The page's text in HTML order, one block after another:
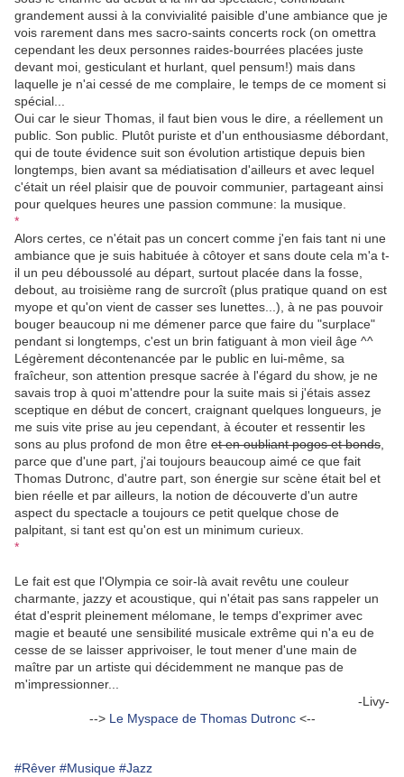
grandement aussi à la convivialité paisible d'une ambiance que je
vois rarement dans mes sacro-saints concerts rock (on omettra
cependant les deux personnes raides-bourrées placées juste
devant moi, gesticulant et hurlant, quel pensum!) mais dans
laquelle je n'ai cessé de me complaire, le temps de ce moment si
spécial...
Oui car le sieur Thomas, il faut bien vous le dire, a réellement un
public. Son public. Plutôt puriste et d'un enthousiasme débordant,
qui de toute évidence suit son évolution artistique depuis bien
longtemps, bien avant sa médiatisation d'ailleurs et avec lequel
c'était un réel plaisir que de pouvoir communier, partageant ainsi
pour quelques heures une passion commune: la musique.
*
Alors certes, ce n'était pas un concert comme j'en fais tant ni une
ambiance que je suis habituée à côtoyer et sans doute cela m'a t-
il un peu déboussolé au départ, surtout placée dans la fosse,
debout, au troisième rang de surcroît (plus pratique quand on est
myope et qu'on vient de casser ses lunettes...), à ne pas pouvoir
bouger beaucoup ni me démener parce que faire du "surplace"
pendant si longtemps, c'est un brin fatiguant à mon vieil âge ^^
Légèrement décontenancée par le public en lui-même, sa
fraîcheur, son attention presque sacrée à l'égard du show, je ne
savais trop à quoi m'attendre pour la suite mais si j'étais assez
sceptique en début de concert, craignant quelques longueurs, je
me suis vite prise au jeu cependant, à écouter et ressentir les
sons au plus profond de mon être et en oubliant pogos et bonds
parce que d'une part, j'ai toujours beaucoup aimé ce que fait
Thomas Dutronc, d'autre part, son énergie sur scène était bel et
bien réelle et par ailleurs, la notion de découverte d'un autre
aspect du spectacle a toujours ce petit quelque chose de
palpitant, si tant est qu'on est un minimum curieux.
*
Le fait est que l'Olympia ce soir-là avait revêtu une couleur
charmante, jazzy et acoustique, qui n'était pas sans rappeler un
état d'esprit pleinement mélomane, le temps d'exprimer avec
magie et beauté une sensibilité musicale extrême qui n'a eu de
cesse de se laisser apprivoiser, le tout mener d'une main de
maître par un artiste qui décidemment ne manque pas de
m'impressionner...
-Livy-
--> Le Myspace de Thomas Dutronc<--
#Rêver #Musique #Jazz